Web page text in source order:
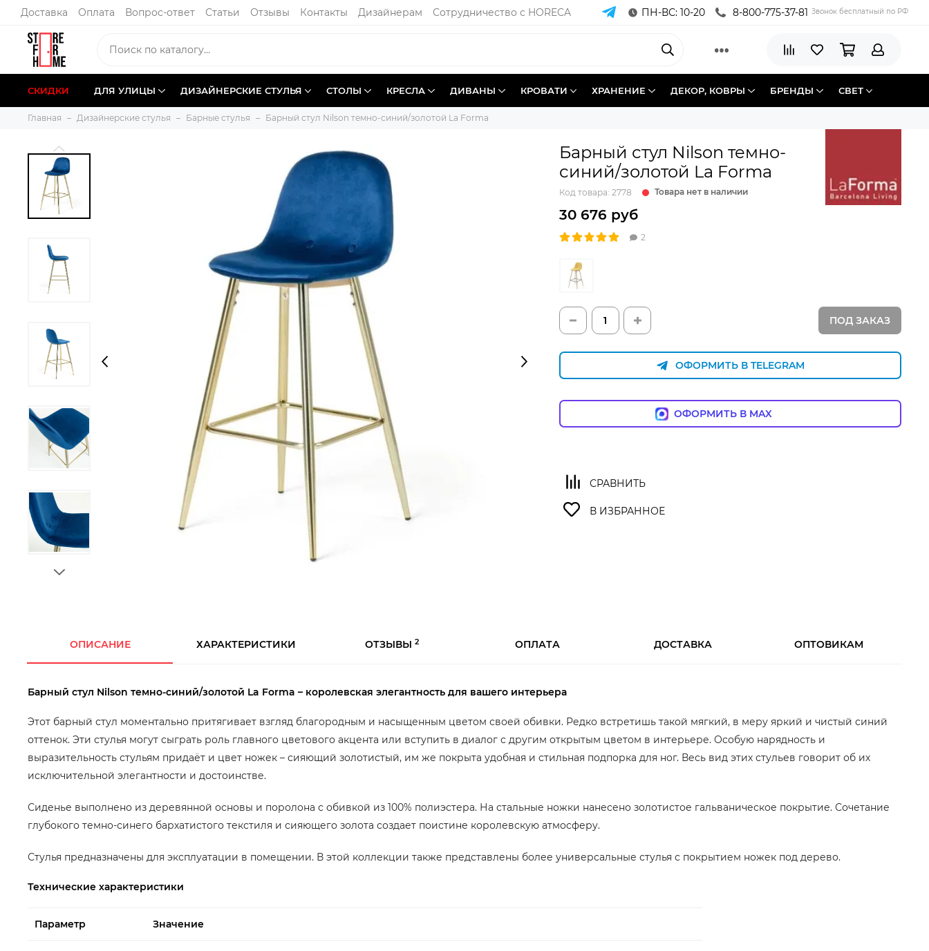
Доставка Оплата Вопрос-ответ Статьи Отзывы Контакты Дизайнерам Сотрудничество с HORECA ПН-ВС: 10-20 8-800-775-37-81 Звонок бесплатный по РФ
СКИДКИ ДЛЯ УЛИЦЫ ДИЗАЙНЕРСКИЕ СТУЛЬЯ СТОЛЫ КРЕСЛА ДИВАНЫ КРОВАТИ ХРАНЕНИЕ ДЕКОР, КОВРЫ БРЕНДЫ СВЕТ
Главная Дизайнерские стулья Барные стулья Барный стул Nilson темно-синий/золотой La Forma
Барный стул Nilson темно-
синий/золотой La Forma
Код товара: 2778 Товара нет в наличии
30 676 руб
2
ПОД ЗАКАЗ
ОФОРМИТЬ В TELEGRAM
ОФОРМИТЬ В MAX
ОПИСАНИЕ ХАРАКТЕРИСТИКИ ОТЗЫВЫ 2 ОПЛАТА ДОСТАВКА ОПТОВИКАМ
Барный стул Nilson темно-синий/золотой La Forma – королевская элегантность для вашего интерьера
Этот барный стул моментально притягивает взгляд благородным и насыщенным цветом своей обивки. Редко встретишь такой мягкий, в меру яркий и чистый синий
оттенок. Эти стулья могут сыграть роль главного цветового акцента или вступить в диалог с другим открытым цветом в интерьере. Особую нарядность и
выразительность стульям придаёт и цвет ножек – сияющий золотистый, им же покрыта удобная и стильная подпорка для ног. Весь вид этих стульев говорит об их
исключительной элегантности и достоинстве.
Сиденье выполнено из деревянной основы и поролона с обивкой из 100% полиэстера. На стальные ножки нанесено золотистое гальваническое покрытие. Сочетание
глубокого темно-синего бархатистого текстиля и сияющего золота создает поистине королевскую атмосферу.
Стулья предназначены для эксплуатации в помещении. В этой коллекции также представлены более универсальные стулья с покрытием ножек под дерево.
Технические характеристики
Параметр Значение